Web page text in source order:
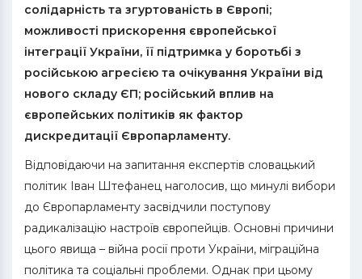
солідарність та згуртованість в Європі;
можливості прискорення європейської
інтеграції України, її підтримка у боротьбі з
російською агресією та очікування України від
нового складу ЄП; російський вплив на
європейських політиків як фактор
дискредитації Європарламенту.
Відповідаючи на запитання експертів словацький
політик Іван Штефанец наголосив, що минулі вибори
до Європарламенту засвідчили поступову
радикалізацію настроїв європейців. Основні причини
цього явища – війна росії проти України, міграційна
політика та соціальні проблеми. Однак при цьому